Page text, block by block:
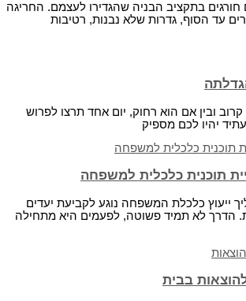
מהבונים חורגים בתקציב הבניה שהגדירו לעצמם. החריגה
עד הסוף, גדרות שלא נבנות, רטיבות
ובין אם הוא רחוק, יום אחד תרצו לפרוש
יהיו לכם מספיק
תוכנית כלכלית למשפחה
ייעוץ כלכלת המשפחה נוגע לקביעת יעדים
הדרך לא תמיד פשוטה, לפעמים היא מתחילה
להוצאות בבית